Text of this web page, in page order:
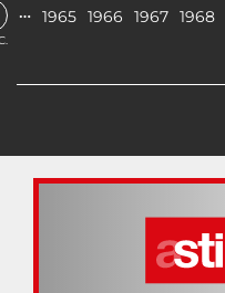
… 1965 1966 1967 1968